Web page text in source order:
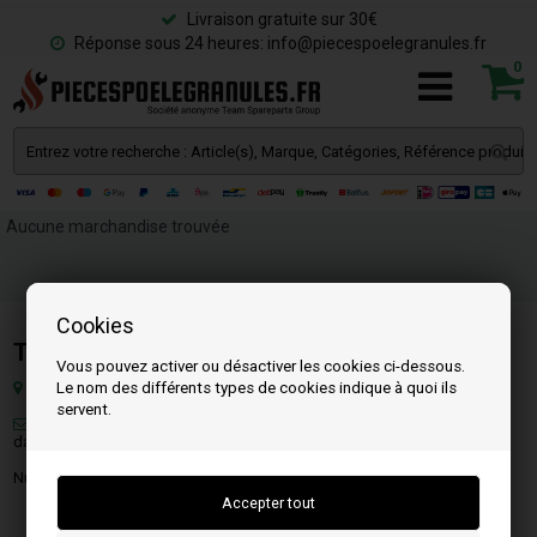
Cookies
Vous pouvez activer ou désactiver les cookies ci-dessous.
Le nom des différents types de cookies indique à quoi ils
servent.
Livraison gratuite sur 30€
Réponse sous 24 heures: info@piecespoelegranules.fr
0
Aucune marchandise trouvée
Team SpareParts Group ApS
Klejsgaardvej 19a, 7130 Juelsminde, Danemark
dans les 24 heures en semaine)
Numéro Fiscal: DK-35862803